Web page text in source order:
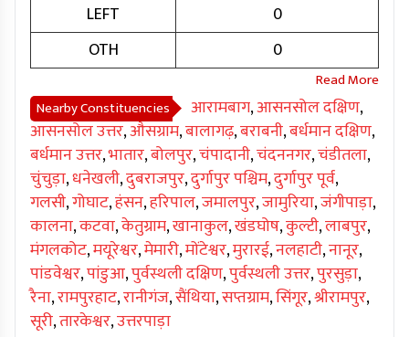
LEFT
0
OTH
0
Nearby Constituencies आरामबाग,आसनसोल दक्षिण,
आसनसोल उत्तर,औसग्राम,बालागढ़,बराबनी,बर्धमान दक्षिण,
बर्धमान उत्तर,भातार,बोलपुर,चंपादानी,चंदननगर,चंडीतला,
चुंचुड़ा,धनेखली,दुबराजपुर,दुर्गापुर पश्चिम,दुर्गापुर पूर्व,
गलसी,गोघाट,हंसन,हरिपाल,जमालपुर,जामुरिया,जंगीपाड़ा,
कालना,कटवा,केतुग्राम,खानाकुल,खंडघोष,कुल्टी,लाबपुर,
मंगलकोट,मयूरेश्वर,मेमारी,मोंटेश्वर,मुरारई,नलहाटी,नानूर,
पांडवेश्वर,पांडुआ,पुर्वस्थली दक्षिण,पुर्वस्थली उत्तर,पुरसुड़ा,
रैना,रामपुरहाट,रानीगंज,सैंथिया,सप्तग्राम,सिंगूर,श्रीरामपुर,
सूरी,तारकेश्वर,उत्तरपाड़ा